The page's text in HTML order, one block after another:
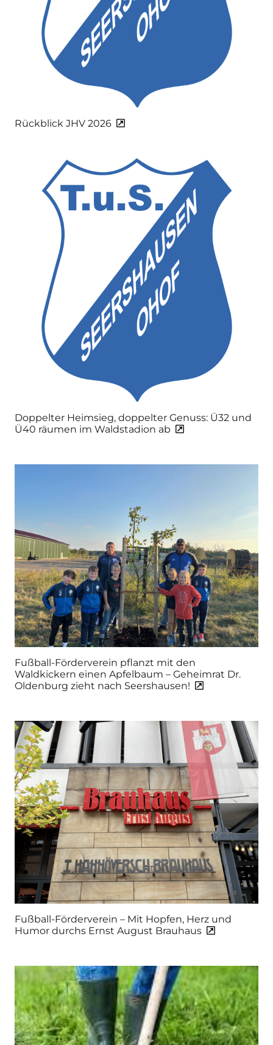
Rückblick JHV 2026
Doppelter Heimsieg, doppelter Genuss: Ü32 und
Ü40 räumen im Waldstadion ab
Fußball-Förderverein pflanzt mit den
Waldkickern einen Apfelbaum – Geheimrat Dr.
Oldenburg zieht nach Seershausen!
Fußball-Förderverein – Mit Hopfen, Herz und
Humor durchs Ernst August Brauhaus